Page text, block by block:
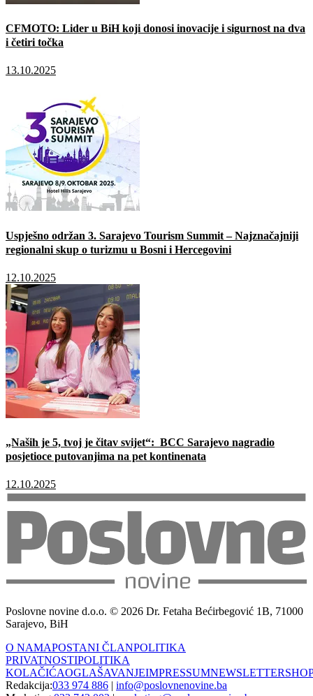
CFMOTO: Lider u BiH koji donosi inovacije i sigurnost na dva
i četiri točka
13.10.2025
Uspješno održan 3. Sarajevo Tourism Summit – Najznačajniji
regionalni skup o turizmu u Bosni i Hercegovini
12.10.2025
„Naših je 5, tvoj je čitav svijet“: BCC Sarajevo nagradio
posjetioce putovanjima na pet kontinenata
12.10.2025
Poslovne novine d.o.o. © 2026 Dr. Fetaha Bećirbegović 1B, 71000
Sarajevo, BiH
O NAMAPOSTANI ČLANPOLITIKA
PRIVATNOSTIPOLITIKA
KOLAČIĆAOGLAŠAVANJEIMPRESSUMNEWSLETTER
Redakcija:033 974 886 | info@poslovnenovine.ba